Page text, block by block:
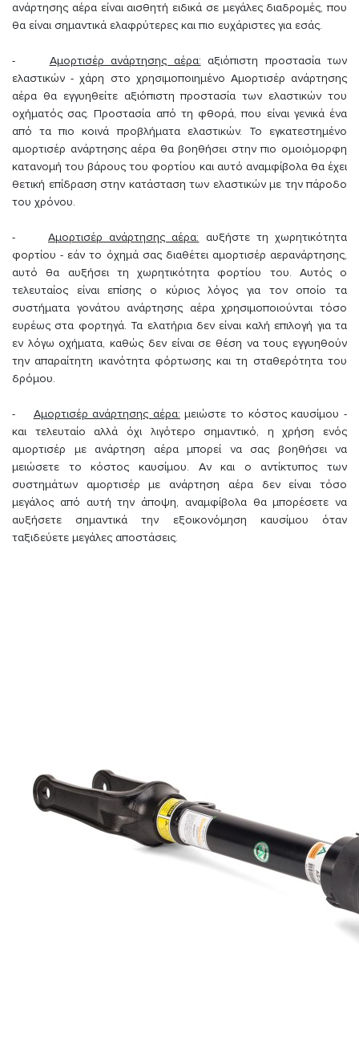
ανάρτησης αέρα είναι αισθητή ειδικά σε μεγάλες διαδρομές, που
θα είναι σημαντικά ελαφρύτερες και πιο ευχάριστες για εσάς.
- Αμορτισέρ ανάρτησης αέρα: αξιόπιστη προστασία των
ελαστικών - χάρη στο χρησιμοποιημένο Αμορτισέρ ανάρτησης
αέρα θα εγγυηθείτε αξιόπιστη προστασία των ελαστικών του
οχήματός σας. Προστασία από τη φθορά, που είναι γενικά ένα
από τα πιο κοινά προβλήματα ελαστικών. Το εγκατεστημένο
αμορτισέρ ανάρτησης αέρα θα βοηθήσει στην πιο ομοιόμορφη
κατανομή του βάρους του φορτίου και αυτό αναμφίβολα θα έχει
θετική επίδραση στην κατάσταση των ελαστικών με την πάροδο
του χρόνου.
- Αμορτισέρ ανάρτησης αέρα: αυξήστε τη χωρητικότητα
φορτίου - εάν το όχημά σας διαθέτει αμορτισέρ αερανάρτησης,
αυτό θα αυξήσει τη χωρητικότητα φορτίου του. Αυτός ο
τελευταίος είναι επίσης ο κύριος λόγος για τον οποίο τα
συστήματα γονάτου ανάρτησης αέρα χρησιμοποιούνται τόσο
ευρέως στα φορτηγά. Τα ελατήρια δεν είναι καλή επιλογή για τα
εν λόγω οχήματα, καθώς δεν είναι σε θέση να τους εγγυηθούν
την απαραίτητη ικανότητα φόρτωσης και τη σταθερότητα του
δρόμου.
- Αμορτισέρ ανάρτησης αέρα: μειώστε το κόστος καυσίμου -
και τελευταίο αλλά όχι λιγότερο σημαντικό, η χρήση ενός
αμορτισέρ με ανάρτηση αέρα μπορεί να σας βοηθήσει να
μειώσετε το κόστος καυσίμου. Αν και ο αντίκτυπος των
συστημάτων αμορτισέρ με ανάρτηση αέρα δεν είναι τόσο
μεγάλος από αυτή την άποψη, αναμφίβολα θα μπορέσετε να
αυξήσετε σημαντικά την εξοικονόμηση καυσίμου όταν
ταξιδεύετε μεγάλες αποστάσεις.